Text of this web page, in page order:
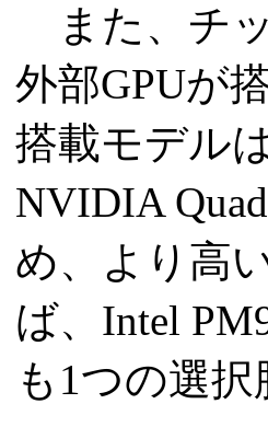
また、チ
外部GPUが
搭載モデル
NVIDIA
め、より高
ば、Intel
も1つの選